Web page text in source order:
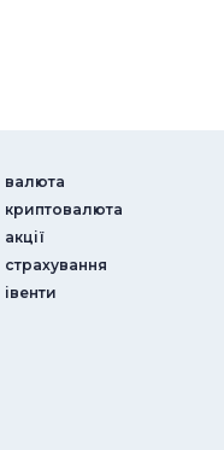
валюта
криптовалюта
акції
страхування
iвенти